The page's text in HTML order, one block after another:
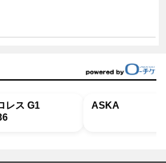
レス G1
ASKA